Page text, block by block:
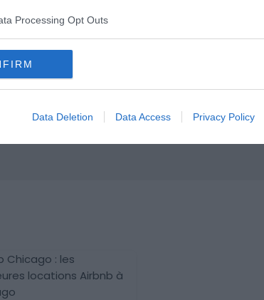
Processing Opt Outs
Data Deletion Data Access Privacy Policy
à proximité
Chicago : les
locations Airbnb à